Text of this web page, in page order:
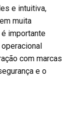
e intuitiva,
muita
importante
com marcas
e o